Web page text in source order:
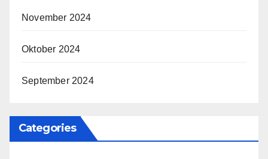
November 2024
Oktober 2024
September 2024
Categories